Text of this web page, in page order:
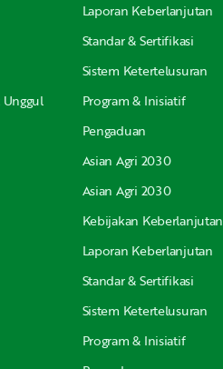
Laporan Keberlanjutan
Standar & Sertifikasi
Sistem Ketertelusuran
Program & Inisiatif
Pengaduan
Asian Agri 2030
Asian Agri 2030
Kebijakan Keberlanjutan
Laporan Keberlanjutan
Standar & Sertifikasi
Sistem Ketertelusuran
Program & Inisiatif